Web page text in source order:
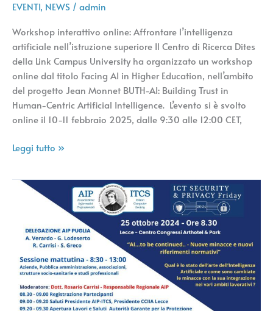
EVENTI, NEWS / admin
Workshop interattivo online: Affrontare l’intelligenza
artificiale nell’istruzione superiore Il Centro di Ricerca Dites
della Link Campus University ha organizzato un workshop
online dal titolo Facing AI in Higher Education, nell’ambito
del progetto Jean Monnet BUTH-AI: Building Trust in
Human-Centric Artificial Intelligence. L’evento si è svolto
online il 10-11 febbraio 2025, dalle 9:30 alle 12:00 CET,
Leggi tutto »
AI…
continued…-
Nuove
minacce
nuovi
riferimenti